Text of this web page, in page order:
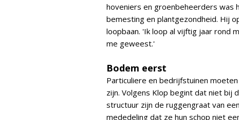
hoveniers en groenbeheerders was
bemesting en plantgezondheid. Hij
loopbaan. 'Ik loop al vijftig jaar rond
me geweest.'
Bodem eerst
Particuliere en bedrijfstuinen
zijn. Volgens Klop begint dat niet bij
structuur zijn de ruggengraat van
mededeling dat ze hun schop niet